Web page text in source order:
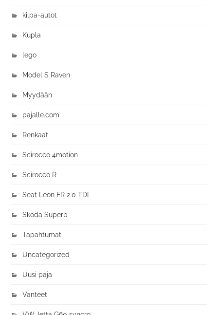
kilpa-autot
Kupla
lego
Model S Raven
Myydään
pajalle.com
Renkaat
Scirocco 4motion
Scirocco R
Seat Leon FR 2.0 TDI
Skoda Superb
Tapahtumat
Uncategorized
Uusi paja
Vanteet